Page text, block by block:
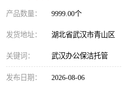
产品数量： 9999.00个
发货地址： 湖北省武汉市青山区
关键词： 武汉办公保洁托管
发布日期： 2026-08-06